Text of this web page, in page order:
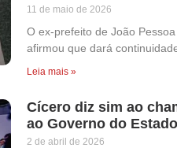
11 de maio de 2026
O ex-prefeito de João
afirmou que dará
Leia mais »
Cícero diz sim ao
ao Governo do Estado
2 de abril de 2026